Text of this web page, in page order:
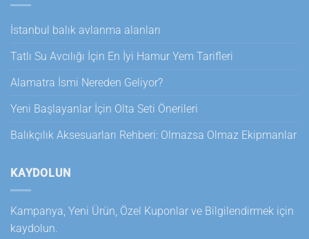
İstanbul balık avlanma alanları
Tatlı Su Avcılığı İçin En İyi Hamur Yem Tarifleri
Alamatra İsmi Nereden Geliyor?
Yeni Başlayanlar İçin Olta Seti Önerileri
Balıkçılık Aksesuarları Rehberi: Olmazsa Olmaz Ekipmanlar
KAYDOLUN
Kampanya, Yeni Ürün, Özel Kuponlar ve Bilgilendirmek için
kaydolun.